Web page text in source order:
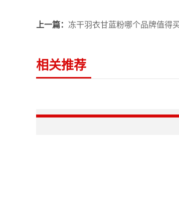
上一篇： 冻干羽衣甘蓝粉哪个品牌值得买
相关推荐